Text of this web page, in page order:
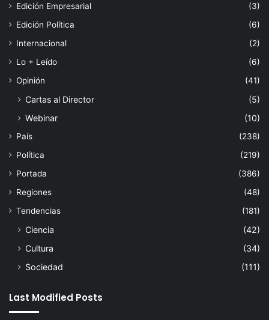
Edición Empresarial
(3)
Edición Política
(6)
Internacional
(2)
Lo + Leído
(6)
Opinión
(41)
Cartas al Director
(5)
Webinar
(10)
País
(238)
Política
(219)
Portada
(386)
Regiones
(48)
Tendencias
(181)
Ciencia
(42)
Cultura
(34)
Sociedad
(111)
Last Modified Posts